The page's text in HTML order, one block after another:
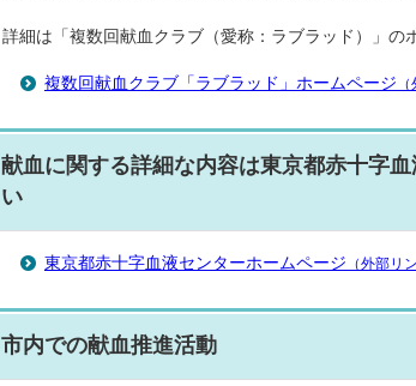
詳細は「複数回献血クラブ（愛称：ラブラッド）」の
複数回献血クラブ「ラブラッド」ホームページ
献血に関する詳細な内容は東京都赤十字
い
東京都赤十字血液センターホームページ （外部リ
市内での献血推進活動